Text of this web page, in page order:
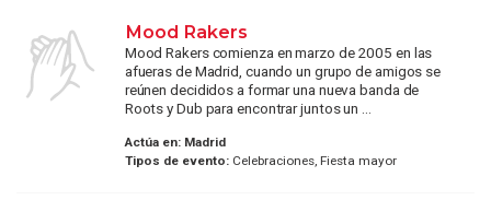
Mood Rakers
Mood Rakers comienza en marzo de 2005 en las
afueras de Madrid, cuando un grupo de amigos se
reúnen decididos a formar una nueva banda de
Roots y Dub para encontrar juntos un ...
Actúa en: Madrid
Tipos de evento:Celebraciones, Fiesta mayor